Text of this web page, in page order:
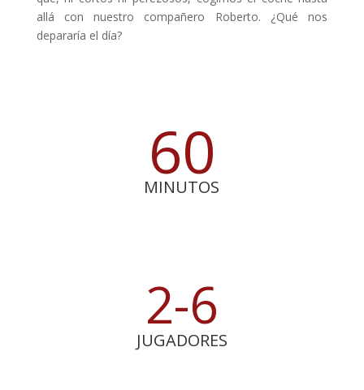
allá con nuestro compañero Roberto. ¿Qué nos
depararía el día?
60
MINUTOS
2-6
JUGADORES